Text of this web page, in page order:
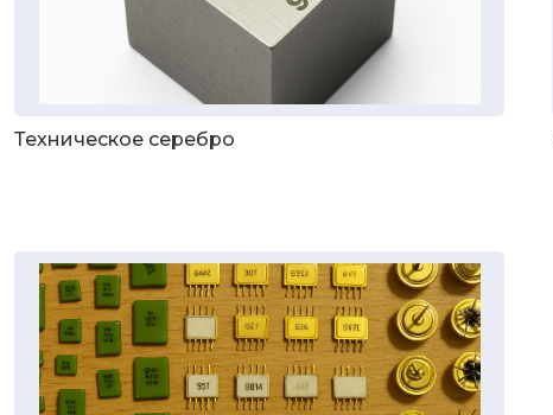
Техническое серебро